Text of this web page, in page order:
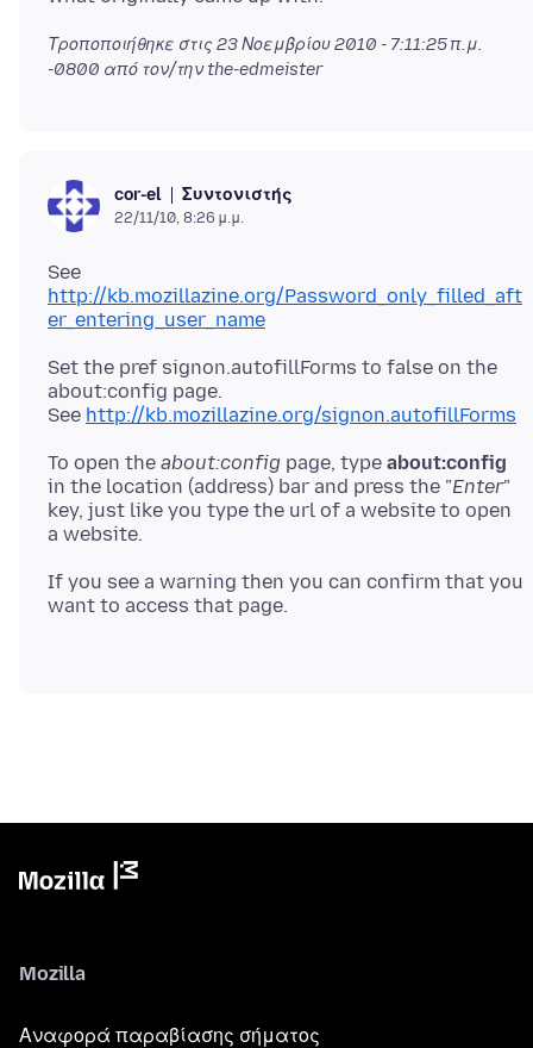
Τροποποιήθηκε στις 23 Νοεμβρίου 2010 - 7:11:25 π.μ.
-0800 από τον/την the-edmeister
cor-el Συντονιστής
22/11/10, 8:26 μ.μ.
See
http://kb.mozillazine.org/Password_only_filled_aft
er_entering_user_name
Set the pref signon.autofillForms to false on the
about:config page.
See http://kb.mozillazine.org/signon.autofillForms
To open the about:config page, type about:config
in the location (address) bar and press the "Enter"
key, just like you type the url of a website to open
a website.
If you see a warning then you can confirm that you
want to access that page.
Mozilla
Αναφορά παραβίασης σήματος